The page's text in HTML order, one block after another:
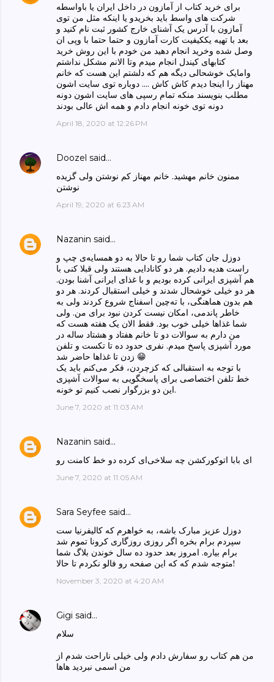
برای خرید کتاب از آمازون در داخل ایران یا باواسطه
شرکت های واسط باید بخریدو یا اینکه مثل من توی
آمازون با آدرس یک آشنای خارج کشور ثبت نام کنید و
بعد با تهیه یککیفیت کارت آمازون و حتما حتما با وپی ان
وصل شده وخرید انجام دهید من خودم با این روش خرید
کتابهای کیندل انجام میدم وتا الانم مشکل نداشتم
وامایک خوشحالی دیگه هم که دلشتم این هست که خانم
مهناز را اینجا دیدم کاش کاش .... دوباره توی سایت اشون
مطلب بنویسند منکه تمام رسپی های سایت اشون دونه
دونه توی خونه انجام دادم و همه اش عالی بودند
April 18, 2020 at 12:26 PM
Doozel said…
ممنون خانم مهشید. خانم مهناز کم نوشتن ولی گزیده
نوشتن
April 19, 2020 at 6:23 AM
Nazanin said…
دوزل جان کتاب شما رو تا حالا به دو همسایه‌ی چپ و
راست هدیه دادیم. هر دو کانادایی هستند ولی قبلا کنی با
هم آشپزی ایرانی کرده بودیم و با غذای ایرانی آشنا بودن.
هر دو خیلی خوشحال شدند و خیلی استقبال کردند. هر دو
هم بدون هماهنگی، با ته‌چین اسفناج شروع کردند ولی به
خاطر پاندمی، امکان نیست کردن نبود برای من. ولی
شما غذاها خیلی خوب بود. فقط الان یک هفته هست که
من دارم به سوالات دو تا خانم هفتاد و هشتاد ساله در
مورد آشپزی پاسخ میدم. نفری حدود ده تا تکست و تلفن
زدن تا غذاها حاضر شد 😁
با توجه به استقبالی که کزچردن، فکر می‌کنم باید یک
خط تلفن اختصاصی برای پاسخگویی به سوالات آشپزی
این دو بزرگوار نصب کنیم تو خونه.
June 7, 2020 at 11:03 AM
Nazanin said…
ای بابا اتوکورکشن چه سلاخی‌ای کرده دو خط کامنت رو
June 7, 2020 at 11:05 AM
Sara Seyfee said…
دوزل عزیز مبارک باشه، به خواهرم که کالیفرنیا ست
سپردم برام بخره اگر روزی روزگاری کرونا تموم شد
برام بیاره. امروز بعد حدود ده سال خوندن بلاگ شما
متوجه شدم که که این صفحه رو فالو نکردم تا حالا!
November 3, 2020 at 4:20 AM
Gigi said…
سلام
من هم کتاب رو سفارش دادم ولی خیلی ناراحت شدم از
من اسمی نبردید هاها